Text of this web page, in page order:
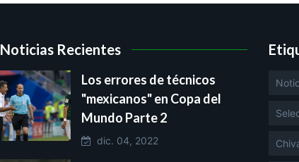
Noticias Recientes
Los errores de técnicos
"mexicanos" en Copa del
Mundo Parte 2
dic. 04, 2022